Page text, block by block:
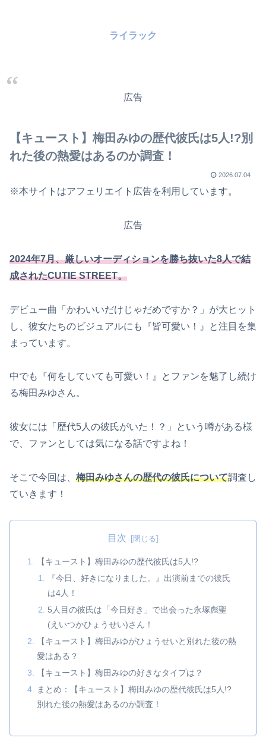
ライラック
広告
【キュースト】梅田みゆの歴代彼氏は5人!?別
れた後の熱愛はあるのか調査！
2026.07.04
※本サイトはアフェリエイト広告を利用しています。
広告
2024年7月、厳しいオーディションを勝ち抜いた8人で結
成されたCUTIE STREET。
デビュー曲「かわいいだけじゃだめですか？」が大ヒット
し、彼女たちのビジュアルにも『皆可愛い！』と注目を集
まっています。
中でも『何をしていても可愛い！』とファンを魅了し続け
る梅田みゆさん。
彼女には「歴代5人の彼氏がいた！？」という噂がある様
で、ファンとしては気になる話ですよね！
そこで今回は、 梅田みゆさんの歴代の彼氏について調査し
ていきます！
目次
【キュースト】梅田みゆの歴代彼氏は5人!?
『今日、好きになりました。』出演前までの彼氏
は4人！
5人目の彼氏は「今日好き」で出会った永塚彪聖
(えいつかひょうせい)さん！
【キュースト】梅田みゆがひょうせいと別れた後の熱
愛はある？
【キュースト】梅田みゆの好きなタイプは？
まとめ：【キュースト】梅田みゆの歴代彼氏は5人!?
別れた後の熱愛はあるのか調査！